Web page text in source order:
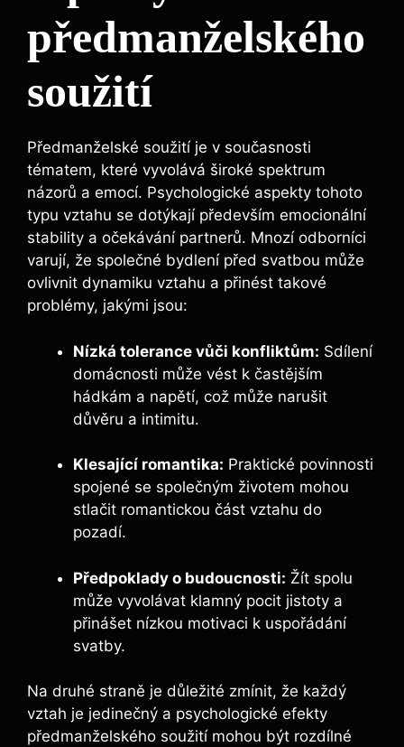
předmanželského
soužití
Předmanželské soužití je v současnosti
tématem, které vyvolává široké spektrum
názorů a emocí. Psychologické aspekty tohoto
typu vztahu se dotýkají především emocionální
stability a očekávání partnerů. Mnozí odborníci
varují, že společné bydlení před svatbou může
ovlivnit dynamiku vztahu a přinést takové
problémy, jakými jsou:
Nízká tolerance vůči konfliktům: Sdílení
domácnosti může vést k častějším
hádkám a napětí, což může narušit
důvěru a intimitu.
Klesající romantika: Praktické povinnosti
spojené se společným životem mohou
stlačit romantickou část vztahu do
pozadí.
Předpoklady o budoucnosti: Žít spolu
může vyvolávat klamný pocit jistoty a
přinášet nízkou motivaci k uspořádání
svatby.
Na druhé straně je důležité zmínit, že každý
vztah je jedinečný a psychologické efekty
předmanželského soužití mohou být rozdílné